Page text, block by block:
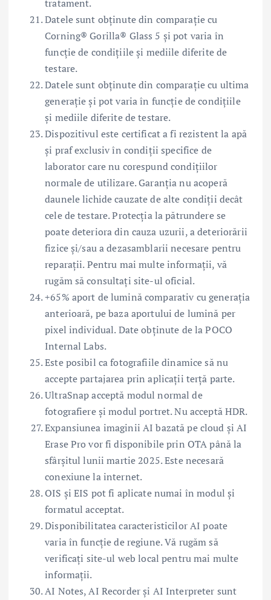
tratament.
Datele sunt obținute din comparație cu
Corning® Gorilla® Glass 5 și pot varia în
funcție de condițiile și mediile diferite de
testare.
Datele sunt obținute din comparație cu ultima
generație și pot varia în funcție de condițiile
și mediile diferite de testare.
Dispozitivul este certificat a fi rezistent la apă
și praf exclusiv în condiții specifice de
laborator care nu corespund condițiilor
normale de utilizare. Garanția nu acoperă
daunele lichide cauzate de alte condiții decât
cele de testare. Protecția la pătrundere se
poate deteriora din cauza uzurii, a deteriorării
fizice și/sau a dezasamblarii necesare pentru
reparații. Pentru mai multe informații, vă
rugăm să consultați site-ul oficial.
+65% aport de lumină comparativ cu generația
anterioară, pe baza aportului de lumină per
pixel individual. Date obținute de la POCO
Internal Labs.
Este posibil ca fotografiile dinamice să nu
accepte partajarea prin aplicații terță parte.
UltraSnap acceptă modul normal de
fotografiere și modul portret. Nu acceptă HDR.
Expansiunea imaginii AI bazată pe cloud și AI
Erase Pro vor fi disponibile prin OTA până la
sfârșitul lunii martie 2025. Este necesară
conexiune la internet.
OIS și EIS pot fi aplicate numai în modul și
formatul acceptat.
Disponibilitatea caracteristicilor AI poate
varia în funcție de regiune. Vă rugăm să
verificați site-ul web local pentru mai multe
informații.
AI Notes, AI Recorder și AI Interpreter sunt